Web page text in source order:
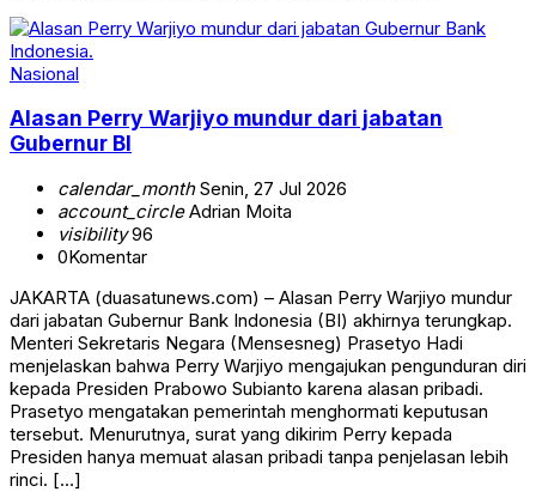
Nasional
Alasan Perry Warjiyo mundur dari jabatan
Gubernur BI
calendar_monthSenin, 27 Jul 2026
account_circleAdrian Moita
visibility96
0Komentar
JAKARTA (duasatunews.com) – Alasan Perry Warjiyo mundur
dari jabatan Gubernur Bank Indonesia (BI) akhirnya terungkap.
Menteri Sekretaris Negara (Mensesneg) Prasetyo Hadi
menjelaskan bahwa Perry Warjiyo mengajukan pengunduran diri
kepada Presiden Prabowo Subianto karena alasan pribadi.
Prasetyo mengatakan pemerintah menghormati keputusan
tersebut. Menurutnya, surat yang dikirim Perry kepada
Presiden hanya memuat alasan pribadi tanpa penjelasan lebih
rinci. […]